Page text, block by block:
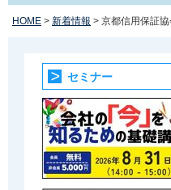
HOME > 新着情報 > 京都信用保証
セミナー